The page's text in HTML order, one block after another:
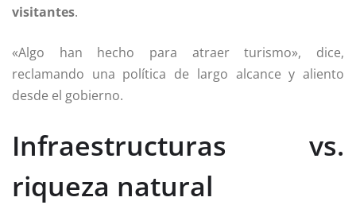
visitantes.
«Algo han hecho para atraer turismo», dice,
reclamando una política de largo alcance y aliento
desde el gobierno.
Infraestructuras vs.
riqueza natural